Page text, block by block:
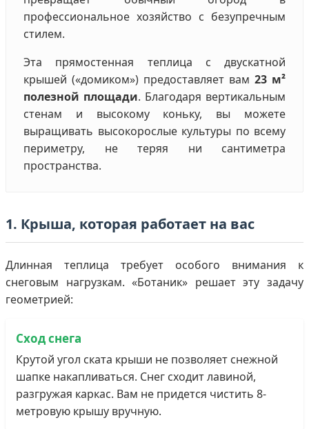
профессиональное хозяйство с безупречным
стилем.
Эта прямостенная теплица с двускатной
крышей («домиком») предоставляет вам 23 м²
полезной площади. Благодаря вертикальным
стенам и высокому коньку, вы можете
выращивать высокорослые культуры по всему
периметру, не теряя ни сантиметра
пространства.
1. Крыша, которая работает на вас
Длинная теплица требует особого внимания к
снеговым нагрузкам. «Ботаник» решает эту задачу
геометрией:
Сход снега
Крутой угол ската крыши не позволяет снежной
шапке накапливаться. Снег сходит лавиной,
разгружая каркас. Вам не придется чистить 8-
метровую крышу вручную.